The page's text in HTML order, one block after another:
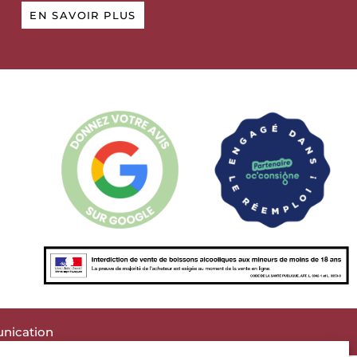
EN SAVOIR PLUS